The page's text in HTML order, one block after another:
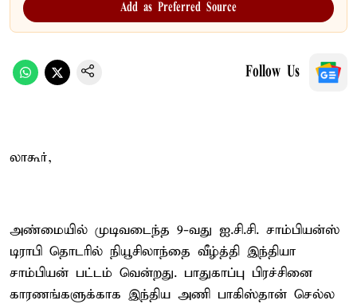
Add as Preferred Source
Follow Us
லாகூர்,
அண்மையில் முடிவடைந்த 9-வது ஐ.சி.சி. சாம்பியன்ஸ்
டிராபி தொடரில் நியூசிலாந்தை வீழ்த்தி இந்தியா
சாம்பியன் பட்டம் வென்றது. பாதுகாப்பு பிரச்சினை
காரணங்களுக்காக இந்திய அணி பாகிஸ்தான் செல்ல